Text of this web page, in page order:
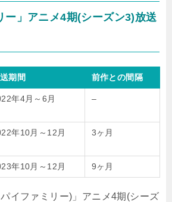
ー」アニメ4期(シーズン3)放送
期間 前作との間隔
年4月～6月 –
年10月～12月 3ヶ月
年10月～12月 9ヶ月
パイファミリー)」アニメ4期(シーズ